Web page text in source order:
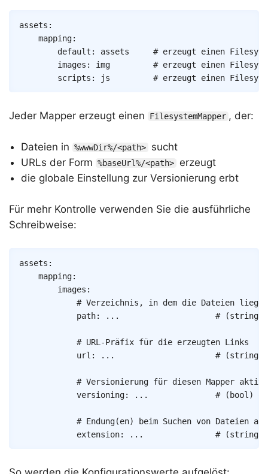
assets :
mapping:
default : assets
# erzeugt einen
images : img
# erzeugt einen
scripts : js # erzeugt einen
Jeder Mapper erzeugt einen FilesystemMapper , der:
Dateien in %wwwDir%/<path>
sucht
URLs der Form %baseUrl%/<path>
erzeugt
die globale Einstellung zur Versionierung erbt
Für mehr Kontrolle verwenden Sie die ausführliche
Schreibweise:
assets :
mapping:
images :
# Verzeichnis, in dem die Dateien liegen
path: ... # (string)
# URL-Präfix für die erzeugten Links
url : ... # (string)
# Versionierung für diesen Mapper
versioning: ... # (bool)
# Endung(en) beim Suchen von Dateien
extension: ... #